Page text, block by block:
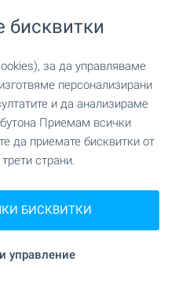
най-добрите
топ ски курорта на
бисквитки
за да управляваме
персонализирани
и да анализираме
Приемам всички
да приемате бисквитки от
страни.
БИСКВИТКИ
управление